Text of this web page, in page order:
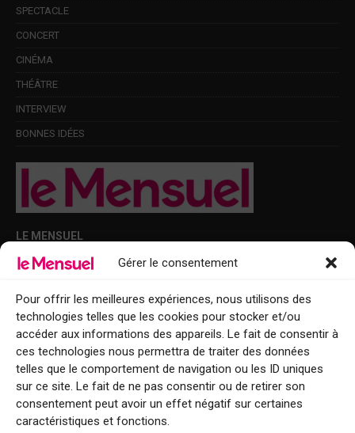
Gérer le consentement
Pour offrir les meilleures expériences, nous utilisons des
technologies telles que les cookies pour stocker et/ou
accéder aux informations des appareils. Le fait de consentir à
ces technologies nous permettra de traiter des données
telles que le comportement de navigation ou les ID uniques
sur ce site. Le fait de ne pas consentir ou de retirer son
consentement peut avoir un effet négatif sur certaines
caractéristiques et fonctions.
SPECTACLE
CONCERT
CINÉMA
THÉÂTRE
INTERVIEW
BONNES IDÉES
LE MENSUEL
Points de diffusion Var et Alpes-Maritimes : oû trouver Le Mensuel ?
Le Mensuel en PDF : consultez le magazine en ligne
Qui sommes-nous ?
BFM Top Sorties
EVENT
Tourisme week-end : envie de vous évader le temps d’un week-end ou